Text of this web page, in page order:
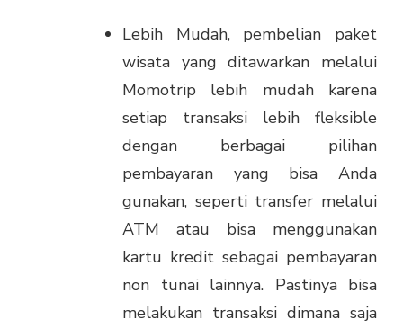
Lebih Mudah, pembelian paket
wisata yang ditawarkan melalui
Momotrip lebih mudah karena
setiap transaksi lebih fleksible
dengan berbagai pilihan
pembayaran yang bisa Anda
gunakan, seperti transfer melalui
ATM atau bisa menggunakan
kartu kredit sebagai pembayaran
non tunai lainnya. Pastinya bisa
melakukan transaksi dimana saja